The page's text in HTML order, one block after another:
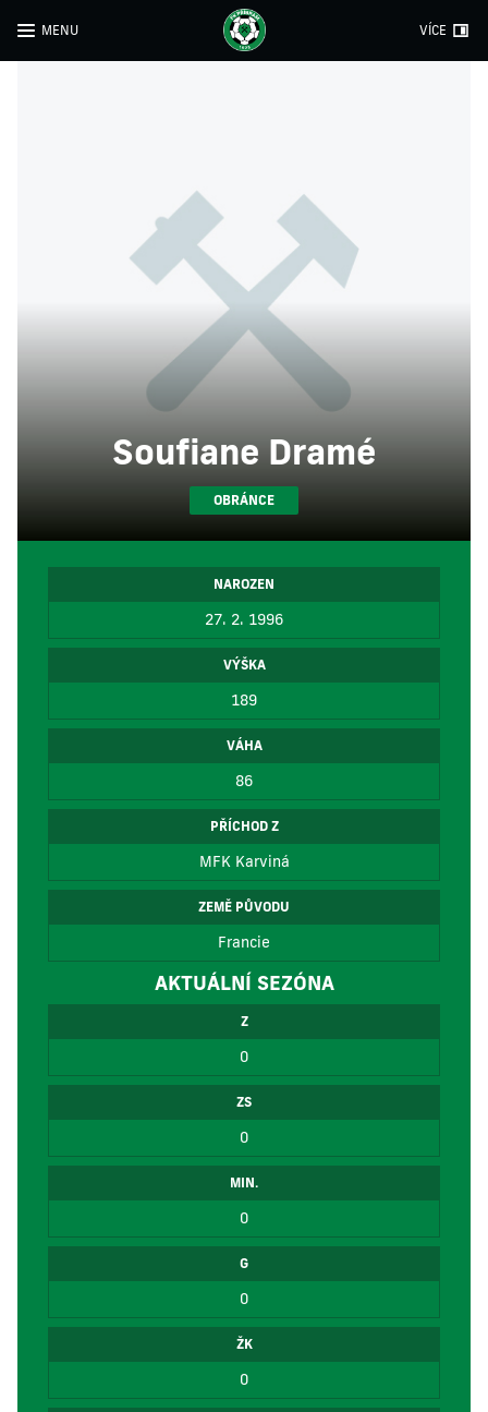
MENU VÍCE
Soufiane Dramé
OBRÁNCE
NAROZEN
27. 2. 1996
VÝŠKA
189
VÁHA
86
PŘÍCHOD Z
MFK Karviná
ZEMĚ PŮVODU
Francie
AKTUÁLNÍ SEZÓNA
Z
0
ZS
0
MIN.
0
G
0
ŽK
0